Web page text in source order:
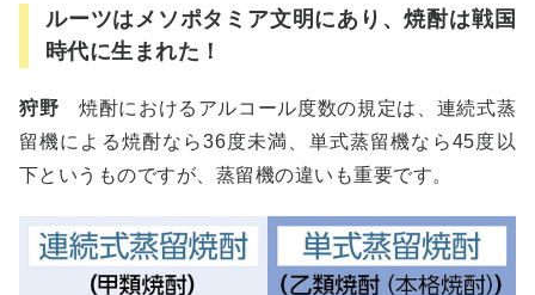
ルーツはメソポタミア文明にあり、焼酎は戦国
時代に生まれた！
狩野 焼酎におけるアルコール度数の規定は、連続式蒸
留機による焼酎なら36度未満、単式蒸留機なら45度以
下というものですが、蒸留機の違いも重要です。